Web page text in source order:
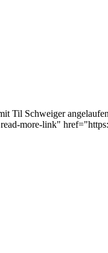
Til Schweiger
more-link"